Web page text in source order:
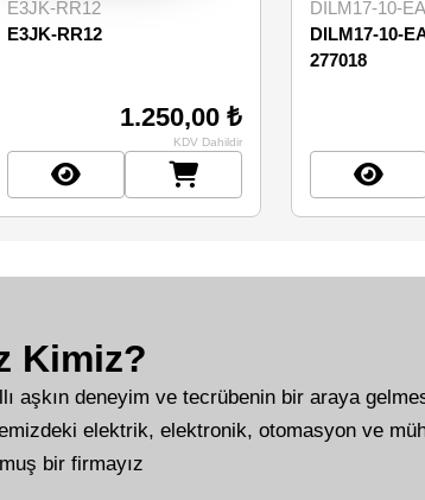
E3JK-RR12
E3JK-RR12
1.250,00 ₺
KDV Dahildir
DILM17-10-
DILM17-10-
277018
Kimiz?
aşkın deneyim ve tecrübenin bir araya
elektrik, elektronik, otomasyon ve
bir firmayız